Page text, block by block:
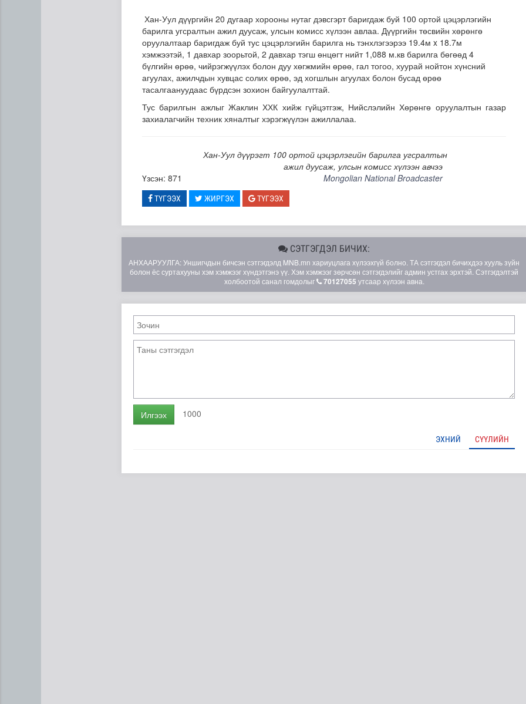
Хан-Уул дүүргийн 20 дугаар хорооны нутаг дэвсгэрт баригдаж буй 100 ортой цэцэрлэгийн
барилга угсралтын ажил дуусаж, улсын комисс хүлээн авлаа. Дүүргийн төсвийн хөрөнгө
оруулалтаар баригдаж буй тус цэцэрлэгийн барилга нь тэнхлэгээрээ 19.4м x 18.7м
хэмжээтэй, 1 давхар зоорьтой, 2 давхар тэгш өнцөгт нийт 1,088 м.кв барилга бөгөөд 4
бүлгийн өрөө, чийрэгжүүлэх болон дуу хөгжмийн өрөө, гал тогоо, хуурай нойтон хүнсний
агуулах, ажилчдын хувцас солих өрөө, эд хогшлын агуулах болон бусад өрөө
тасалгаануудаас бүрдсэн зохион байгуулалттай.
Тус барилгын ажлыг Жаклин ХХК хийж гүйцэтгэж, Нийслэлийн Хөрөнгө оруулалтын газар
захиалагчийн техник хяналтыг хэрэгжүүлэн ажиллалаа.
Хан-Уул дүүрэгт 100 ортой цэцэрлэгийн барилга угсралтын
ажил дуусаж, улсын комисс хүлээн авчээ
Үзсэн: 871
Mongolian National Broadcaster
ТҮГЭЭХ ЖИРГЭХ ТҮГЭЭХ
СЭТГЭГДЭЛ БИЧИХ:
АНХААРУУЛГА: Уншигчдын бичсэн сэтгэгдэлд MNB.mn хариуцлага хүлээхгүй болно. ТА сэтгэгдэл бичихдээ хууль зүйн
болон ёс суртахууны хэм хэмжээг хүндэтгэнэ үү. Хэм хэмжээг зөрчсөн сэтгэгдэлийг админ устгах эрхтэй. Сэтгэгдэлтэй
холбоотой санал гомдолыг
70127055 утсаар хүлээн авна.
Илгээх 1000
ЭХНИЙ СҮҮЛИЙН